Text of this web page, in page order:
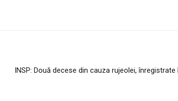
INSP: Două decese din cauza rujeolei,